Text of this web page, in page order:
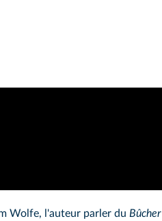
Wolfe, l'auteur parler du